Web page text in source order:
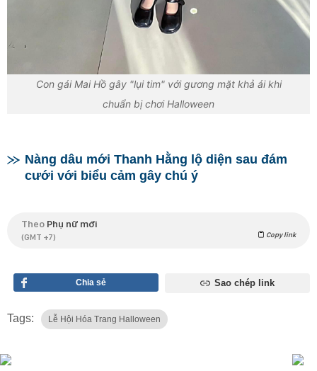
Con gái Mai Hồ gây "lụi tim" với gương mặt khả ái khi
chuẩn bị chơi Halloween
Nàng dâu mới Thanh Hằng lộ diện sau đám
cưới với biểu cảm gây chú ý
Theo Phụ nữ mới
(GMT +7) Copy link
Chia sẻ Sao chép link
Tags: Lễ Hội Hóa Trang Halloween